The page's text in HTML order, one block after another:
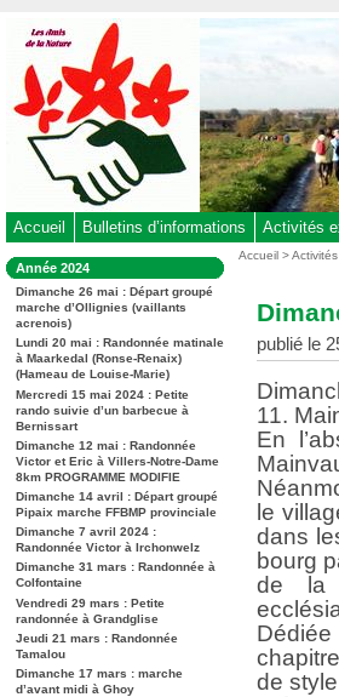
au
contenu
-
Aller
au
menu
-
à
la
recherche
Accueil Bulletins d’informations Activités
Dans
la
rubrique
:
Année 2024
Dimanche 26 mai : Départ groupé
marche d’Ollignies (vaillants
acrenois)
Lundi 20 mai : Randonnée matinale
à Maarkedal (Ronse-Renaix)
(Hameau de Louise-Marie)
Mercredi 15 mai 2024 : Petite
rando suivie d’un barbecue à
Bernissart
Dimanche 12 mai : Randonnée
Victor et Eric à Villers-Notre-Dame
8km PROGRAMME MODIFIE
Dimanche 14 avril : Départ groupé
Pipaix marche FFBMP provinciale
Dimanche 7 avril 2024 :
Randonnée Victor à Irchonwelz
Dimanche 31 mars : Randonnée à
Colfontaine
Vendredi 29 mars : Petite
randonnée à Grandglise
Jeudi 21 mars : Randonnée
Tamalou
Dimanche 17 mars : marche
d’avant midi à Ghoy
Vous
Accueil >
publié le
11.
En
le
dans
bourg
de la
Dédiée
de